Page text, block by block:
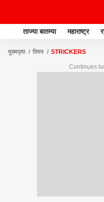
ताज्या बातम्या महाराष्ट्र
मुख्यपृष्ठ विषय STRICKERS
Continues